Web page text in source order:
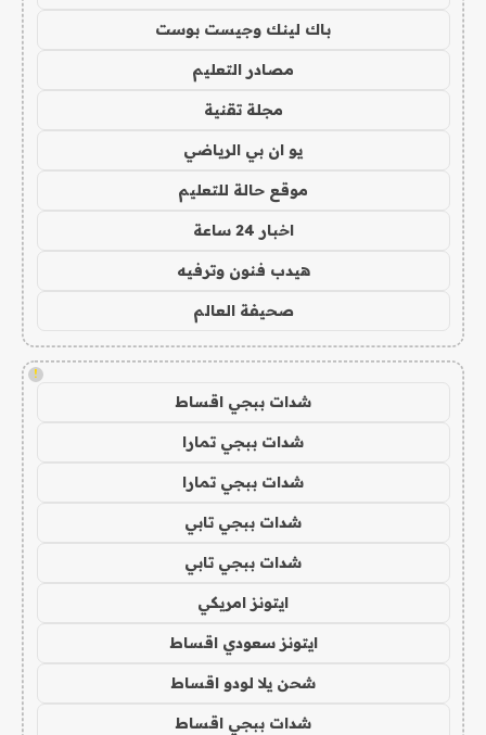
باك لينك وجيست بوست
مصادر التعليم
مجلة تقنية
يو ان بي الرياضي
موقع حالة للتعليم
اخبار 24 ساعة
هيدب فنون وترفيه
صحيفة العالم
!
شدات ببجي اقساط
شدات ببجي تمارا
شدات ببجي تمارا
شدات ببجي تابي
شدات ببجي تابي
ايتونز امريكي
ايتونز سعودي اقساط
شحن يلا لودو اقساط
شدات ببجي اقساط